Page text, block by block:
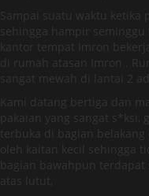
Sampai suatu waktu ketika
sehingga hampir seminggu
kantor tempat Imron
di rumah atasan Imron .
sangat mewah di lantai 2
Kami datang bertiga dan
pakaian yang sangat s*ksi,
terbuka di bagian
oleh kaitan kecil sehingga
bagian bawahpun terdapat
atas lutut,